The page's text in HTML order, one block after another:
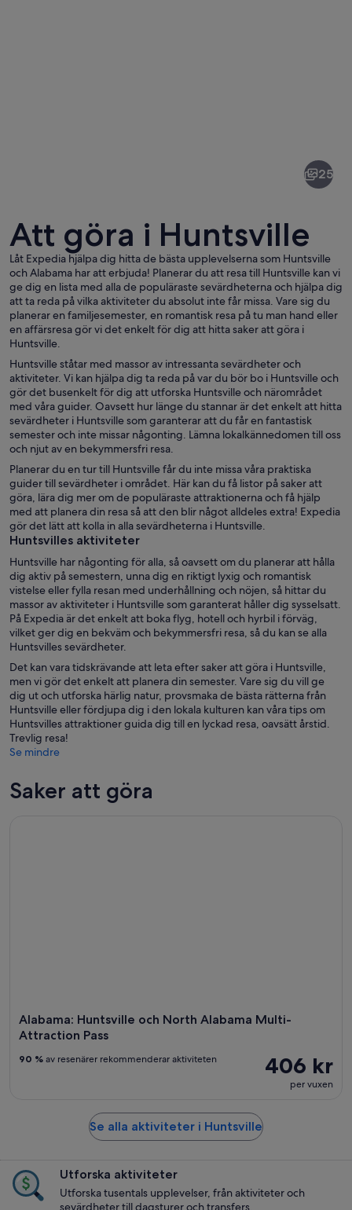
En stadsbild med en sjö, moderna
25
Att göra i Huntsville
Låt Expedia hjälpa dig hitta de bästa upplevelserna som Huntsville
och Alabama har att erbjuda! Planerar du att resa till Huntsville kan vi
ge dig en lista med alla de populäraste sevärdheterna och hjälpa dig
att ta reda på vilka aktiviteter du absolut inte får missa. Vare sig du
planerar en familjesemester, en romantisk resa på tu man hand eller
en affärsresa gör vi det enkelt för dig att hitta saker att göra i
Huntsville.
Huntsville ståtar med massor av intressanta sevärdheter och
aktiviteter. Vi kan hjälpa dig ta reda på var du bör bo i Huntsville och
gör det busenkelt för dig att utforska Huntsville och närområdet
med våra guider. Oavsett hur länge du stannar är det enkelt att hitta
sevärdheter i Huntsville som garanterar att du får en fantastisk
semester och inte missar någonting. Lämna lokalkännedomen till oss
och njut av en bekymmersfri resa.
Planerar du en tur till Huntsville får du inte missa våra praktiska
guider till sevärdheter i området. Här kan du få listor på saker att
göra, lära dig mer om de populäraste attraktionerna och få hjälp
med att planera din resa så att den blir något alldeles extra! Expedia
gör det lätt att kolla in alla sevärdheterna i Huntsville.
Huntsvilles aktiviteter
Huntsville har någonting för alla, så oavsett om du planerar att hålla
dig aktiv på semestern, unna dig en riktigt lyxig och romantisk
vistelse eller fylla resan med underhållning och nöjen, så hittar du
massor av aktiviteter i Huntsville som garanterat håller dig sysselsatt.
På Expedia är det enkelt att boka flyg, hotell och hyrbil i förväg,
vilket ger dig en bekväm och bekymmersfri resa, så du kan se alla
Huntsvilles sevärdheter.
Det kan vara tidskrävande att leta efter saker att göra i Huntsville,
men vi gör det enkelt att planera din semester. Vare sig du vill ge
dig ut och utforska härlig natur, provsmaka de bästa rätterna från
Huntsville eller fördjupa dig i den lokala kulturen kan våra tips om
Huntsvilles attraktioner guida dig till en lyckad resa, oavsätt årstid.
Trevlig resa!
Se mindre
Saker att göra
Alabama: Huntsville och North Alabama Multi-
Attraction Pass
406 kr
per vuxen
90 % av resenärer rekommenderar aktiviteten
Se alla aktiviteter i Huntsville
Utforska aktiviteter
Utforska tusentals upplevelser, från aktiviteter och
sevärdheter till dagsturer och transfers.